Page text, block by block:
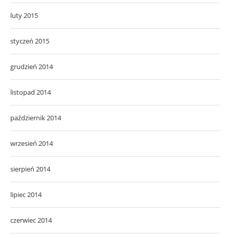
luty 2015
styczeń 2015
grudzień 2014
listopad 2014
październik 2014
wrzesień 2014
sierpień 2014
lipiec 2014
czerwiec 2014